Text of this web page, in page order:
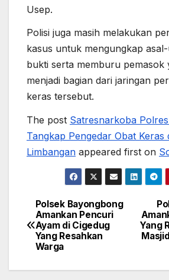
Usep.
Polisi juga masih melakukan
kasus untuk mengungkap
bukti serta memburu pemasok
menjadi bagian dari jaringan
keras tersebut.
The post Satresnarkoba
Tangkap Pengedar Obat Keras
Limbangan appeared first on
Post
navigation
Yang
Polsek Bayongbong
Amankan Pencuri
Ayam di Cigedug
Yang Resahkan
Warga